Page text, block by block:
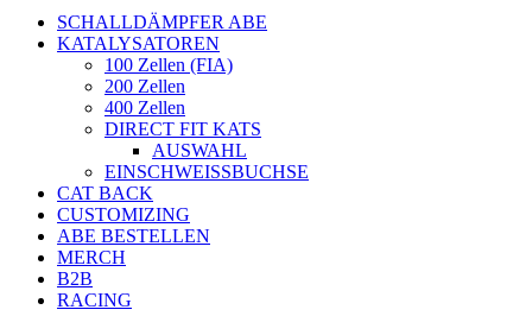
SCHALLDÄMPFER ABE
KATALYSATOREN
100 Zellen (FIA)
200 Zellen
400 Zellen
DIRECT FIT KATS
AUSWAHL
EINSCHWEISSBUCHSE
CAT BACK
CUSTOMIZING
ABE BESTELLEN
MERCH
B2B
RACING